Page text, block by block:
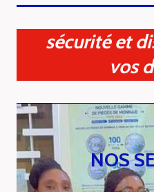
sécurité et
vos
NOS